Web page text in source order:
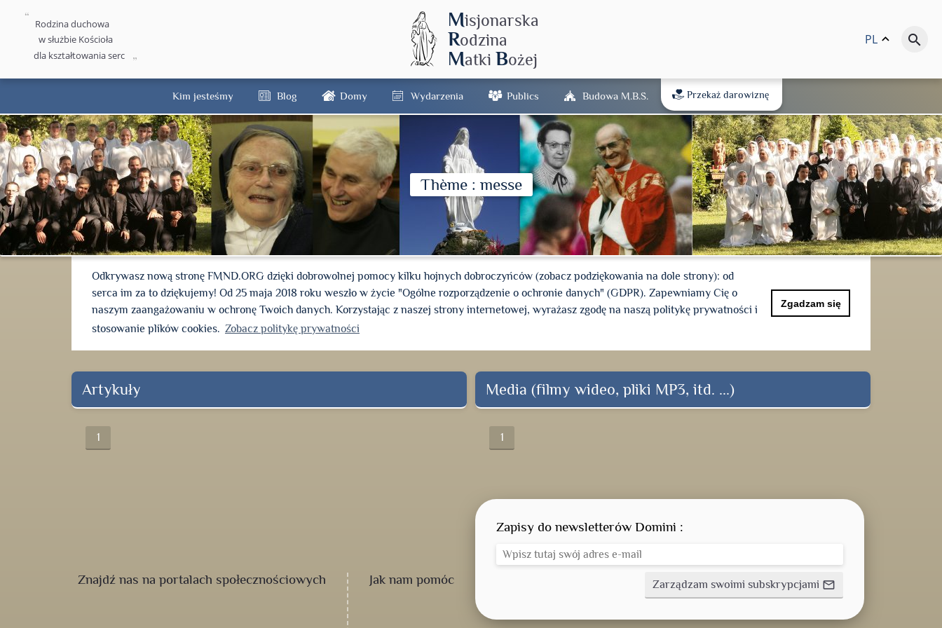
Rodzina duchowa
w służbie Kościoła
dla kształtowania serc
Misjonarska
Rodzina
Matki Bożej
PL keyboard_arrow_up search
Kim jesteśmy Blog Domy Wydarzenia Publics Budowa M.B.Ś. Przekaż darowiznę
Thème : messe
Odkrywasz nową stronę FMND.ORG dzięki dobrowolnej pomocy kilku hojnych dobroczyńców (zobacz podziękowania na dole strony): od
serca im za to dziękujemy! Od 25 maja 2018 roku weszło w życie "Ogólne rozporządzenie o ochronie danych" (GDPR). Zapewniamy Cię o
naszym zaangażowaniu w ochronę Twoich danych. Korzystając z naszej strony internetowej, wyrażasz zgodę na naszą politykę prywatności i
stosowanie plików cookies. Zobacz politykę prywatności
Zgadzam się
Artykuły
1
Media (filmy wideo, pliki MP3, itd. ...)
1
Znajdź nas na portalach społecznościowych Jak nam pomóc
Zapisy do newsletterów Domini :
Zarządzam swoimi subskrypcjami mail_outline